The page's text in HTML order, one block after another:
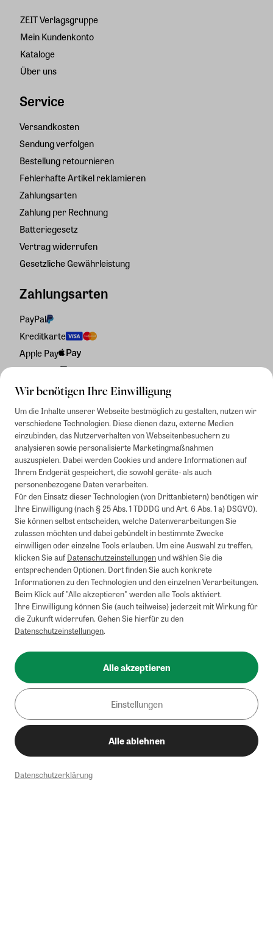
Wir benötigen Ihre Einwilligung
Um die Inhalte unserer Webseite bestmöglich zu gestalten, nutzen wir
verschiedene Technologien. Diese dienen dazu, externe Medien
einzubinden, das Nutzerverhalten von Webseitenbesuchern zu
analysieren sowie personalisierte Marketingmaßnahmen
auszuspielen. Dabei werden Cookies und andere Informationen auf
Ihrem Endgerät gespeichert, die sowohl geräte- als auch
personenbezogene Daten verarbeiten.
Für den Einsatz dieser Technologien (von Drittanbietern) benötigen wir
Ihre Einwilligung (nach § 25 Abs. 1 TDDDG und Art. 6 Abs. 1 a) DSGVO).
Sie können selbst entscheiden, welche Datenverarbeitungen Sie
zulassen möchten und dabei gebündelt in bestimmte Zwecke
einwilligen oder einzelne Tools erlauben. Um eine Auswahl zu treffen,
klicken Sie aufDatenschutzeinstellungenund wählen Sie die
entsprechenden Optionen. Dort finden Sie auch konkrete
Informationen zu den Technologien und den einzelnen Verarbeitungen.
Beim Klick auf "Alle akzeptieren" werden alle Tools aktiviert.
Ihre Einwilligung können Sie (auch teilweise) jederzeit mit Wirkung für
die Zukunft widerrufen. Gehen Sie hierfür zu den
Datenschutzeinstellungen.
Alle akzeptieren
Einstellungen
Alle ablehnen
Datenschutzerklärung
ZEIT Verlagsgruppe
Mein Kundenkonto
Kataloge
Über uns
Service
Versandkosten
Sendung verfolgen
Bestellung retournieren
Fehlerhafte Artikel reklamieren
Zahlungsarten
Zahlung per Rechnung
Batteriegesetz
Vertrag widerrufen
Gesetzliche Gewährleistung
Zahlungsarten
PayPal
Kreditkarte
Apple Pay
Rechnung